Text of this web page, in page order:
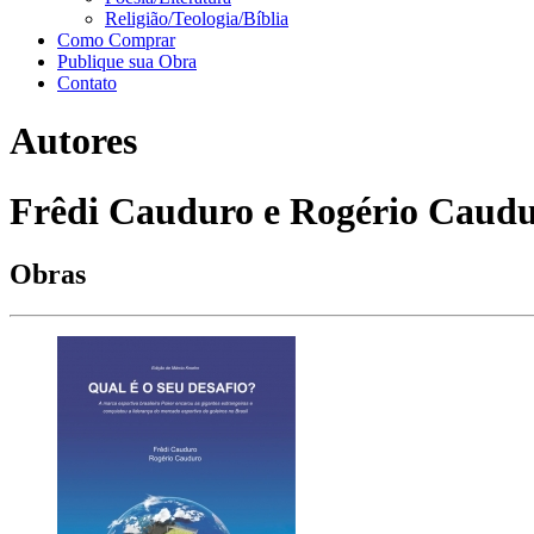
Religião/Teologia/Bíblia
Como Comprar
Publique sua Obra
Contato
Autores
Frêdi Cauduro e Rogério
Obras